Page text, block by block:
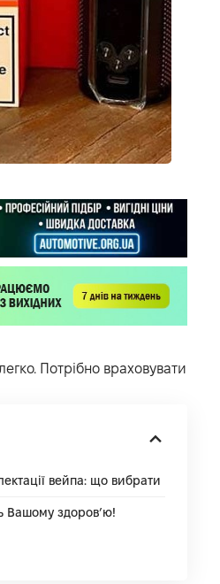
Потрібно враховувати
вейпа: що вибрати
Вашому здоров’ю!